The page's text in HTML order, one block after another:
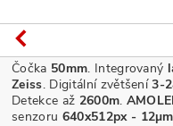
Čočka 50mm. Integrovaný
Zeiss. Digitální zvětšení3-
Detekce až 2600m.
senzoru 640x512px - 12µm